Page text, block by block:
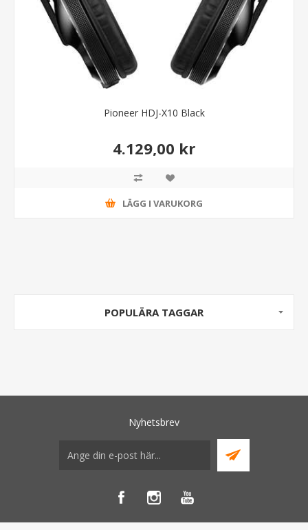
Pioneer HDJ-X10 Black
4.129,00 kr
LÄGG I VARUKORG
POPULÄRA TAGGAR
Nyhetsbrev